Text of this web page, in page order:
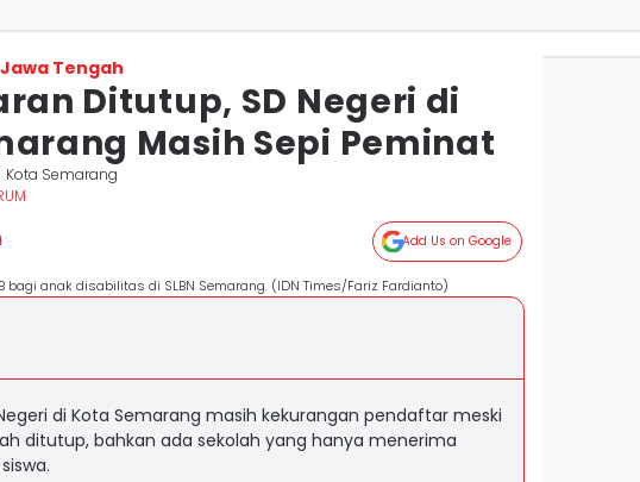
Jawa Tengah
Ditutup, SD Negeri di
Masih Sepi Peminat
Kota Semarang
Add Us on Google
bagi anak disabilitas di SLBN Semarang. (IDN Times/Fariz Fardianto)
di Kota Semarang masih kekurangan pendaftar meski
ditutup, bahkan ada sekolah yang hanya menerima